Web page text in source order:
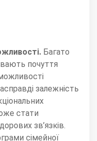
Багато
почуття
залежність
стати
зв’язків.
сімейної